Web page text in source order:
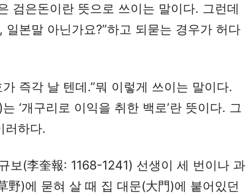
검은돈이란 뜻으로 쓰이는 말이다. 그런데
일본말 아닌가요?”하고 되묻는 경우가 허다
즉각 날 텐데.”뭐 이렇게 쓰이는 말이다.
‘개구리로 이익을 취한 백로’란 뜻이다. 그
러하다.
보(李奎報: 1168-1241) 선생이 세 번이나 과
野)에 묻혀 살 때 집 대문(大門)에 붙어있던